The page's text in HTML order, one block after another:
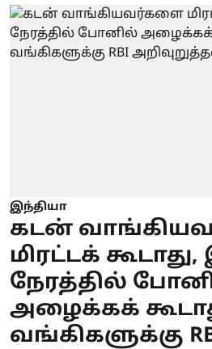
இந்தியா
கடன்
மிரட்டக் கூடாது,
நேரத்தில்
அழைக்கக்
வங்கிகளுக்கு